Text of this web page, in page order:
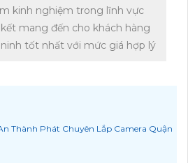
kinh nghiệm trong lĩnh vực
mang đến cho khách hàng
tốt nhất với mức giá hợp lý
Thành Phát Chuyên Lắp Camera Quận